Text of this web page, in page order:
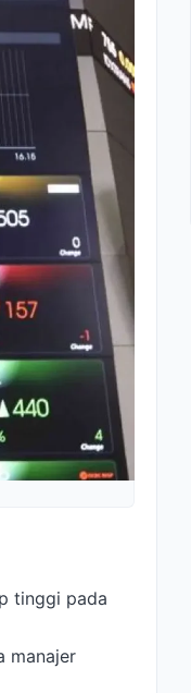
tinggi pada
manajer